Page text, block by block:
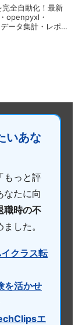
全自動化！最新
openpyxl・
ータ集計・レポー
いあな
もっと評
なたに向
職時の不
した。
クラス転
を活かせ
エ